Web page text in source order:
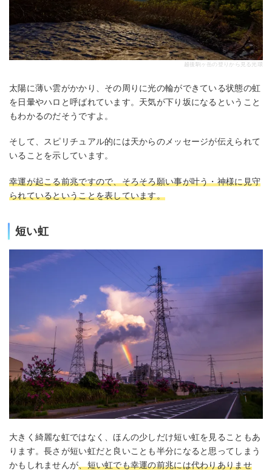
越後駒ヶ岳の登りから見る光環
太陽に薄い雲がかかり、その周りに光の輪ができている状態の虹
を日暈やハロと呼ばれています。天気が下り坂になるということ
もわかるのだそうですよ。
そして、スピリチュアル的には天からのメッセージが伝えられて
いることを示しています。
幸運が起こる前兆ですので、そろそろ願い事が叶う・神様に見守
られているということを表しています。
短い虹
大きく綺麗な虹ではなく、ほんの少しだけ短い虹を見ることもあ
ります。長さが短い虹だと良いことも半分になると思ってしまう
かもしれませんが、短い虹でも幸運の前兆には代わりありませ